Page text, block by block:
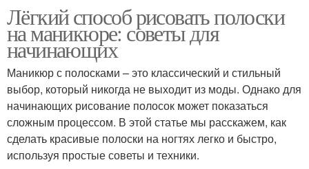
Лёгкий способ рисовать полоски
на маникюре: советы для
начинающих
Маникюр с полосками – это классический и стильный
выбор, который никогда не выходит из моды. Однако для
начинающих рисование полосок может показаться
сложным процессом. В этой статье мы расскажем, как
сделать красивые полоски на ногтях легко и быстро,
используя простые советы и техники.